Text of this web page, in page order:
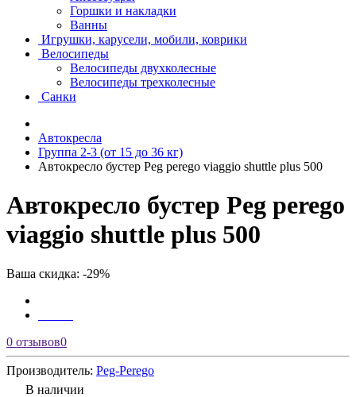
Горшки и накладки
Ванны
Игрушки, карусели, мобили, коврики
Велосипеды
Велосипеды двухколесные
Велосипеды трехколесные
Санки
Автокресла
Группа 2-3 (от 15 до 36 кг)
Автокресло бустер Peg perego viaggio shuttle plus 500
Автокресло бустер Peg perego
viaggio shuttle plus 500
Ваша скидка: -29%
0 отзывов0
Производитель: Peg-Perego
В наличии